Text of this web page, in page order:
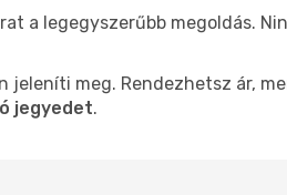
a legegyszerűbb megoldás.
meg. Rendezhetsz ár,
jegyedet.